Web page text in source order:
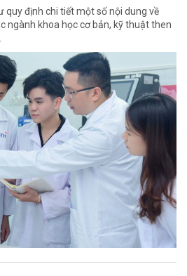
quy định chi tiết một số nội dung về
ngành khoa học cơ bản, kỹ thuật then